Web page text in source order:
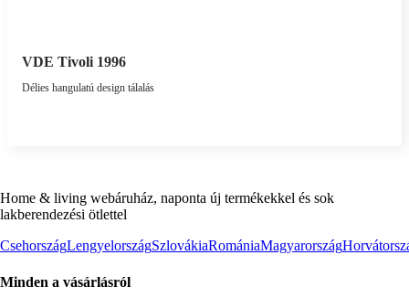
VDE Tivoli 1996
Délies hangulatú design tálalás
Home & living webáruház, naponta új termékekkel és sok
lakberendezési ötlettel
CsehországLengyelországSzlovákiaRomániaMagyarország
Minden a vásárlásról